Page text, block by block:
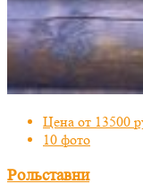
Цена от 13500
10 фото
Рольставни